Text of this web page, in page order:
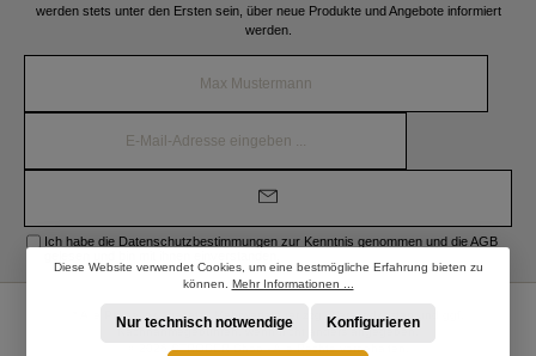
werden stets unter den Ersten sein, über neue Produkte und Angebote informiert
werden.
Mail-
Ich habe die Datenschutzbestimmungen zur Kenntnis genommen und dieAGB
* Alle Preise inkl. gesetzl. Mehrwertsteuer zzgl.Versandkosten
Nachnahmegebühren, wenn nicht anders angegeben.
© 2026 STRÖBER Shop - Alle Rechte vorbehalten.
Diese Website verwendet Cookies, um eine bestmögliche Erfahrung bieten zu
können. Mehr Informationen ...
Nur technisch notwendige Konfigurieren